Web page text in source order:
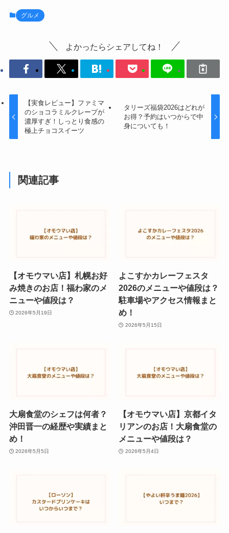
グルメ
よかったらシェアしてね！
【実食レビュー】ファミマ
のショコラミルクレープが
濃厚すぎ！しっとり食感の
極上チョコスイーツ
タリーズ福袋2026はどれが
お得？予約はいつからで中
身についても！
関連記事
【オモウマい店】札幌お好
み焼きのお店！福わ家のメ
ニューや値段は？
2026年5月19日
よこすかカレーフェスタ
2026のメニューや値段は？
駐車場やアクセス情報まと
め！
2026年5月15日
大扇食堂のシェフは何者？
沖田晋一の経歴や実績まと
め！
2026年5月5日
【オモウマい店】京都イタ
リアンのお店！大扇食堂の
メニューや値段は？
2026年5月4日